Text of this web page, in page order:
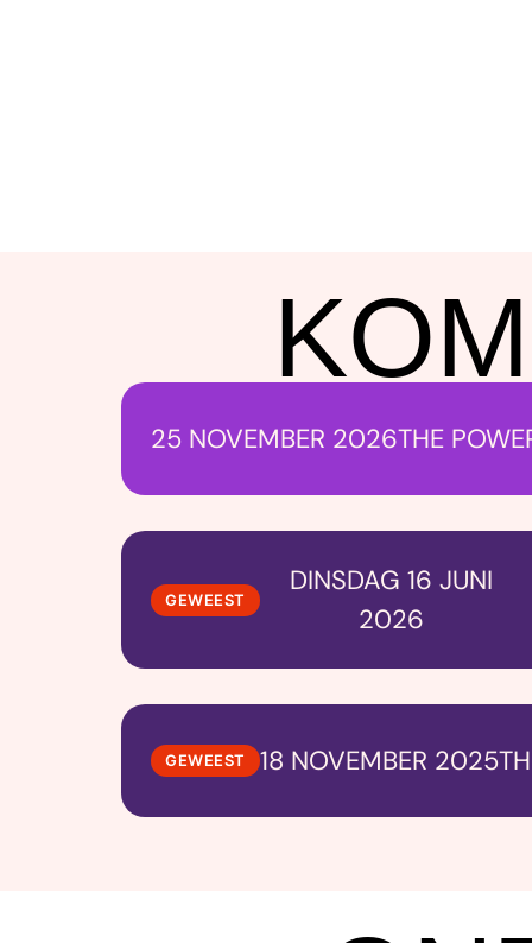
25 NOVEMBER 2026THE
GEWEEST
DINSDAG 16 JUNI
2026
GEWEEST 18 NOVEMBER 2025